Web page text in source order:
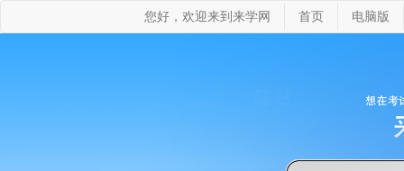
您好，欢迎来到来学网 首页 电脑版